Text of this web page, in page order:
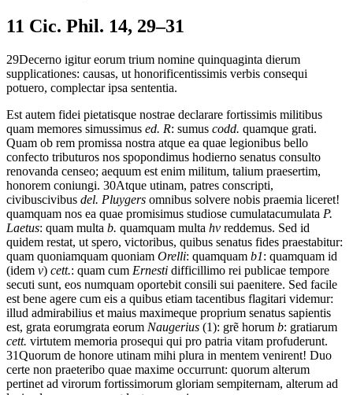
11 Cic. Phil. 14, 29–31
29Decerno igitur eorum trium nomine quinquaginta dierum
supplicationes: causas, ut honorificentissimis verbis consequi
potuero, complectar ipsa sententia.
Est autem fidei pietatisque nostrae declarare fortissimis militibus
quam memores simussimus ed. R: sumus codd. quamque grati.
Quam ob rem promissa nostra atque ea quae legionibus bello
confecto tributuros nos spopondimus hodierno senatus consulto
renovanda censeo; aequum est enim militum, talium praesertim,
honorem coniungi. 30Atque utinam, patres conscripti,
civibuscivibus del. Pluygers omnibus solvere nobis praemia liceret!
quamquam nos ea quae promisimus studiose cumulatacumulata P.
Laetus: quam multa b. quamquam multa hv reddemus. Sed id
quidem restat, ut spero, victoribus, quibus senatus fides praestabitur:
quam quoniamquam quoniam Orelli: quamquam b1: quamquam id
(idem v) cett.: quam cum Ernesti difficillimo rei publicae tempore
secuti sunt, eos numquam oportebit consili sui paenitere. Sed facile
est bene agere cum eis a quibus etiam tacentibus flagitari videmur:
illud admirabilius et maius maximeque proprium senatus sapientis
est, grata eorumgrata eorum Naugerius (1): grẽ horum b: gratiarum
cett. virtutem memoria prosequi qui pro patria vitam profuderunt.
31Quorum de honore utinam mihi plura in mentem venirent! Duo
certe non praeteribo quae maxime occurrunt: quorum alterum
pertinet ad virorum fortissimorum gloriam sempiternam, alterum ad